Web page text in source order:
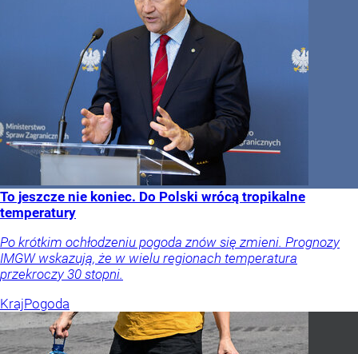
To jeszcze nie koniec. Do Polski wrócą tropikalne
temperatury
Po krótkim ochłodzeniu pogoda znów się zmieni. Prognozy
IMGW wskazują, że w wielu regionach temperatura
przekroczy 30 stopni.
KrajPogoda